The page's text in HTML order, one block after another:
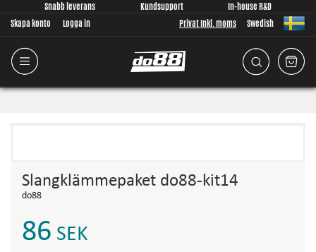
Snabb leverans Kundsupport
In-house R&D
Skapa konto
Logga in Privat Inkl. moms Swedish
Slangklämmepaket do88-kit14
do88
86 SEK